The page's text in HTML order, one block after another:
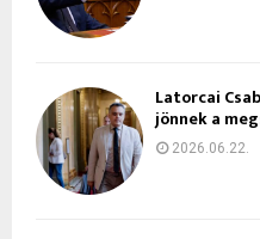
Latorcai
jönnek a
2026.06.22.